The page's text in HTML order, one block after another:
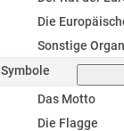
Die
Sonstige
Symbole
Das Motto
Die Flagge